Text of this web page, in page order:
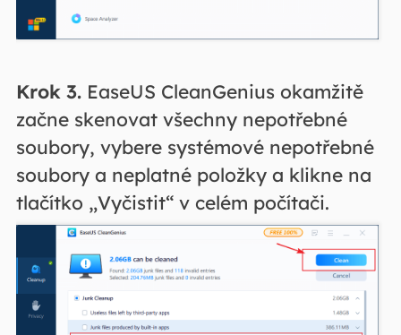
Krok 3.EaseUS CleanGenius okamžitě
začne skenovat všechny nepotřebné
soubory, vybere systémové nepotřebné
soubory a neplatné položky a klikne na
tlačítko „Vyčistit“ v celém počítači.